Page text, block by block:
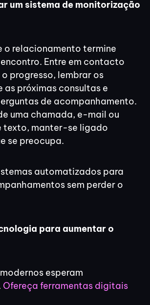
um sistema de monitorização
o relacionamento termine
Entre em contacto
progresso, lembrar os
as próximas consultas e
de acompanhamento.
uma chamada, e-mail ou
texto, manter-se ligado
se preocupa.
automatizados para
sem perder o
para aumentar o
esperam
Ofereça ferramentas digitais